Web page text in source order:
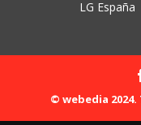
LG España
© webedia